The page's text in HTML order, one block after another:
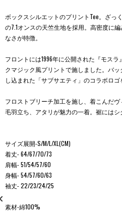
ボックスシルエットのプリントTee。ざっ
の7.1オンスの天竺生地を採用。高密度に
なさが特徴。
フロントには1996年に公開された『モス
クマジック風プリントで施しました。バ
し込まれた「サブサエティ」のコラボロゴ
フロストブリーチ加工を施し、着こんだ
毛羽立ち、アタリが魅力の一着。裾にはシ
サイズ展開-S/M/L/XL(CM)
着丈- 64/67/70/73
肩幅- 51/54/57/60
身幅- 54/57/60/63
袖丈- 22/23/24/25
素材-綿100%